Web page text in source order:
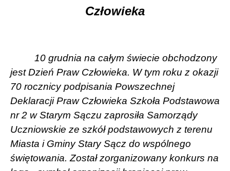
Człowieka
10 grudnia na całym świecie obchodzony
jest Dzień Praw Człowieka. W tym roku z okazji
70 rocznicy podpisania Powszechnej
Deklaracji Praw Człowieka Szkoła Podstawowa
nr 2 w Starym Sączu zaprosiła Samorządy
Uczniowskie ze szkół podstawowych z terenu
Miasta i Gminy Stary Sącz do wspólnego
świętowania. Został zorganizowany konkurs na